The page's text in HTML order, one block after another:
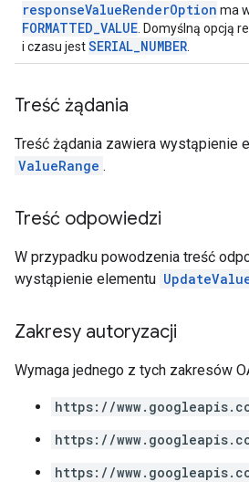
responseValueRenderOption ma
FORMATTED_VALUE . Domyślną opcją
i czasu jestSERIAL_NUMBER
Treść żądania
Treść żądania zawiera wystąpienie
ValueRange .
Treść odpowiedzi
W przypadku powodzenia treść
wystąpienie elementu
Zakresy autoryzacji
Wymaga jednego z tych zakresów
https://
https://
https://